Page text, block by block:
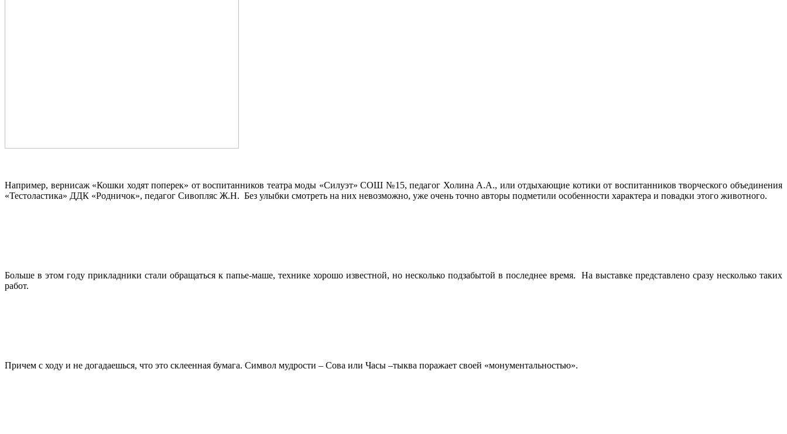
Например, вернисаж «Кошки ходят поперек» от воспитанников театра моды «Силуэт» СОШ №15, педагог Холина А.А., или отдыхающие котики от воспитанников творческого объединения
«Тестоластика» ДДК «Родничок», педагог Сивопляс Ж.Н. Без улыбки смотреть на них невозможно, уже очень точно авторы подметили особенности характера и повадки этого животного.
Больше в этом году прикладники стали обращаться к папье-маше, технике хорошо известной, но несколько подзабытой в последнее время. На выставке представлено сразу несколько таких
работ.
Причем с ходу и не догадаешься, что это склеенная бумага. Символ мудрости – Сова или Часы –тыква поражает своей «монументальностью».